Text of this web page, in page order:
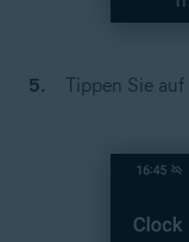
Tippen Sie auf